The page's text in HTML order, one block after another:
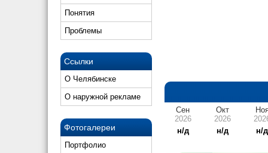
Понятия
Проблемы
Ссылки
О Челябинске
О наружной рекламе
Фотогалереи
Портфолио
Сен
2026
н/д
Окт
2026
н/д
н/д